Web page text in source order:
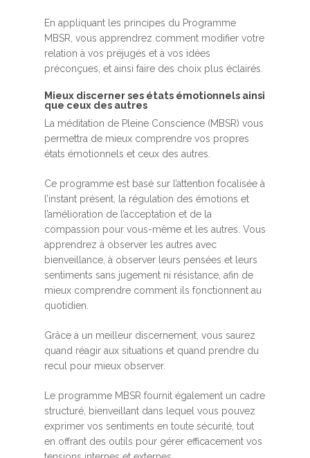
En appliquant les principes du Programme
MBSR, vous apprendrez comment modifier votre
relation à vos préjugés et à vos idées
préconçues, et ainsi faire des choix plus éclairés.
Mieux discerner ses états émotionnels ainsi
que ceux des autres
La méditation de Pleine Conscience (MBSR) vous
permettra de mieux comprendre vos propres
états émotionnels et ceux des autres.
Ce programme est basé sur l’attention focalisée à
l’instant présent, la régulation des émotions et
l’amélioration de l’acceptation et de la
compassion pour vous-même et les autres. Vous
apprendrez à observer les autres avec
bienveillance, à observer leurs pensées et leurs
sentiments sans jugement ni résistance, afin de
mieux comprendre comment ils fonctionnent au
quotidien.
Grâce à un meilleur discernement, vous saurez
quand réagir aux situations et quand prendre du
recul pour mieux observer.
Le programme MBSR fournit également un cadre
structuré, bienveillant dans lequel vous pouvez
exprimer vos sentiments en toute sécurité, tout
en offrant des outils pour gérer efficacement vos